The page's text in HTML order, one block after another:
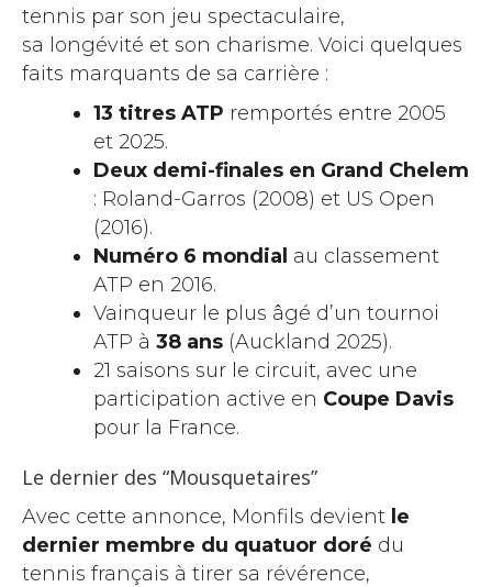
tennis par son jeu spectaculaire,
sa longévité et son charisme. Voici quelques
faits marquants de sa carrière :
13 titres ATP remportés entre 2005
et 2025.
Deux demi-finales en Grand Chelem
: Roland-Garros (2008) et US Open
(2016).
Numéro 6 mondial au classement
ATP en 2016.
Vainqueur le plus âgé d’un tournoi
ATP à 38 ans (Auckland 2025).
21 saisons sur le circuit, avec une
participation active en Coupe Davis
pour la France.
Le dernier des “Mousquetaires”
Avec cette annonce, Monfils devient le
dernier membre du quatuor doré du
tennis français à tirer sa révérence,